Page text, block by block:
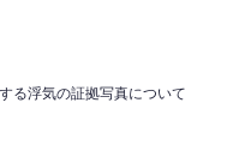
る浮気の証拠写真について